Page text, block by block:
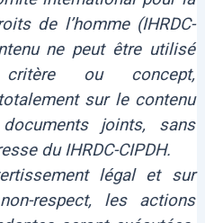
de l’homme (IHRDC-
ne peut être utilisé
ou concept,
sur le contenu
joints, sans
du IHRDC-CIPDH.
légal et sur
respect, les actions